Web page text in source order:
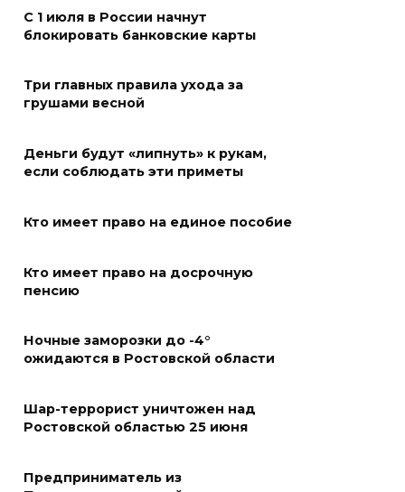
в донской столице
07 августа 2026 18:28
«Метеор» «Андрей Байков»
Меры поддержки после ЧС
взаимодействие участников
избирательного процесса в
07 августа 2026 17:14
В Ростове доходный дом
Емельяновых на Большой
специалисты
С 1 июля в России начнут
блокировать банковские карты
Три главных правила ухода за
грушами весной
Деньги будут «липнуть» к рукам,
если соблюдать эти приметы
Кто имеет право на единое пособие
Кто имеет право на досрочную
пенсию
Ночные заморозки до -4°
ожидаются в Ростовской области
Шар-террорист уничтожен над
Ростовской областью 25 июня
Предприниматель из